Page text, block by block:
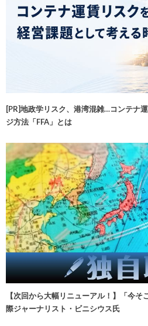
[PR]地政学リスク、港湾混雑…コンテナ
ジ方法「FFA」とは
【次回から大幅リニューアル！】「今
際ジャーナリスト・ビニシウス氏